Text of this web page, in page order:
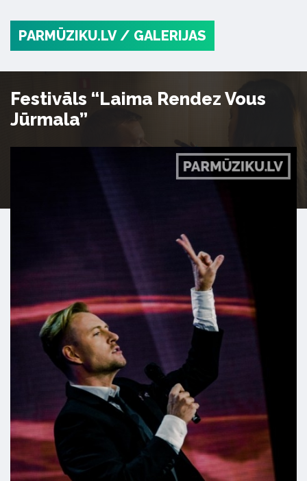
PARMŪZIKU.LV / GALERIJAS
Festivāls “Laima Rendez Vous
Jūrmala”